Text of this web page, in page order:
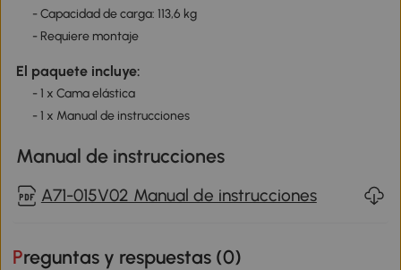
- Capacidad de carga: 113,6 kg
- Requiere montaje
El paquete incluye:
- 1 x Cama elástica
- 1 x Manual de instrucciones
Manual de instrucciones
A71-015V02 Manual de instrucciones
Preguntas y respuestas (0)